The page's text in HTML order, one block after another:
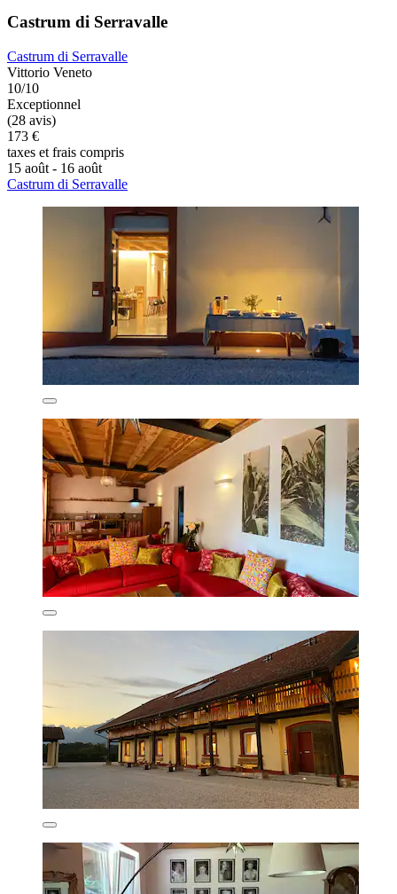
Castrum di Serravalle
Castrum di Serravalle
Vittorio Veneto
10/10
Exceptionnel
(28 avis)
173 €
taxes et frais compris
15 août - 16 août
Castrum di Serravalle